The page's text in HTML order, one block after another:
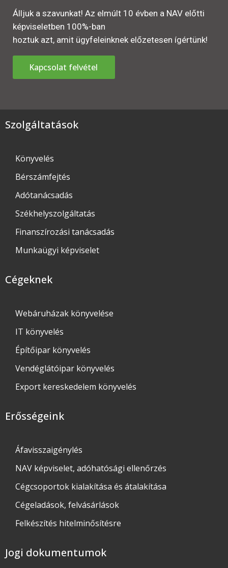
Álljuk a szavunkat! Az elmúlt 10 évben a NAV előtti
képviseletben 100%-ban
hoztuk azt, amit ügyfeleinknek előzetesen ígértünk!
Kapcsolat felvétel
Szolgáltatások
Könyvelés
Bérszámfejtés
Adótanácsadás
Székhelyszolgáltatás
Finanszírozási tanácsadás
Munkaügyi képviselet
Cégeknek
Webáruházak könyvelése
IT könyvelés
Építőipar könyvelés
Vendéglátóipar könyvelés
Export kereskedelem könyvelés
Erősségeink
Áfavisszaigénylés
NAV képviselet, adóhatósági ellenőrzés
Cégcsoportok kialakítása és átalakítása
Cégeladások, felvásárlások
Felkészítés hitelminősítésre
Jogi dokumentumok